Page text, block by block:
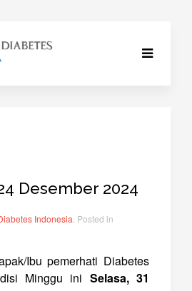
Desember 2024
Indonesia . Posted in
Ibu pemerhati Diabetes
Minggu ini Selasa, 31